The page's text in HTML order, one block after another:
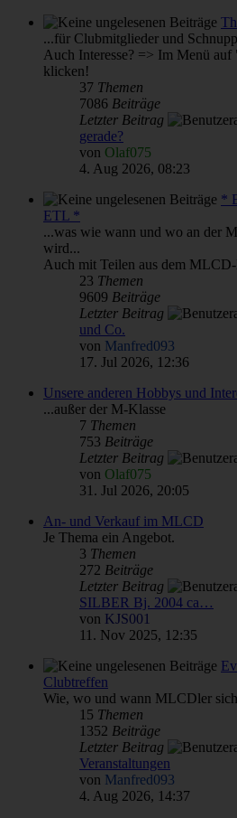
...für Clubmitglieder und
Auch Interesse? => Im Menü auf
klicken!
37 Themen
7086 Beiträge
Letzter Beitrag
gerade?
von Olaf075
4. Aug 2026, 08:23
*
ETL *
...was wie wann und wo an der
wird...
Auch mit Teilen aus dem
23 Themen
9609 Beiträge
Letzter Beitrag
und Co.
von Manfred093
17. Jul 2026, 12:36
Unsere anderen Hobbys und
...außer der M-Klasse
7 Themen
753 Beiträge
Letzter Beitrag
von Olaf075
31. Jul 2026, 20:05
An- und Verkauf im MLCD
Je Thema ein Angebot.
3 Themen
272 Beiträge
Letzter Beitrag
SILBER Bj. 2004 ca…
von KJS001
11. Nov 2025, 12:35
Clubtreffen
Wie, wo und wann MLCDler
15 Themen
1352 Beiträge
Letzter Beitrag
Veranstaltungen
von Manfred093
4. Aug 2026, 14:37